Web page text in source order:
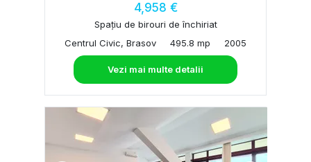
4,958 €
Spațiu de birouri de închiriat
Centrul Civic, Brasov
495.8 mp 2005
Vezi mai multe detalii